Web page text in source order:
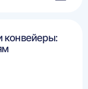
конвейеры: